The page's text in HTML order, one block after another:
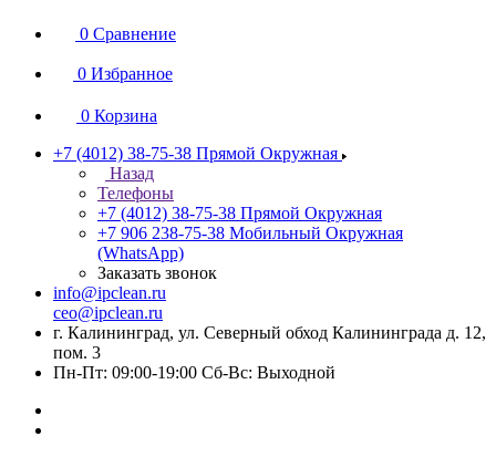
0 Сравнение
0 Избранное
0 Корзина
+7 (4012) 38-75-38 Прямой Окружная
Назад
Телефоны
+7 (4012) 38-75-38 Прямой Окружная
+7 906 238-75-38 Мобильный Окружная
(WhatsApp)
Заказать звонок
info@ipclean.ru
ceo@ipclean.ru
г. Калининград, ул. Северный обход Калининграда д. 12,
пом. 3
Пн-Пт: 09:00-19:00 Сб-Вс: Выходной